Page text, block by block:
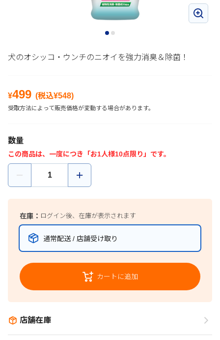
犬のオシッコ・ウンチのニオイを強力消臭＆除菌！
¥499 (税込¥548)
受取方法によって販売価格が変動する場合があります。
数量
この商品は、一度につき「お1人様10点限り」です。
在庫： ログイン後、在庫が表示されます
通常配送 / 店舗受け取り
カートに追加
店舗在庫